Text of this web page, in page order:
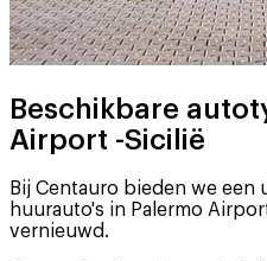
Beschikbare
Airport -Sicilië
Bij Centauro bieden we een
huurauto's in Palermo
vernieuwd.